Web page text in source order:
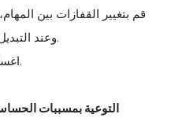
وعند التبديل بين الأطعمة النيئة والجاهزة للأكل.
- اغسل يديك قبل ارتداء قفازات جديدة.
4. التوعية بمسببات